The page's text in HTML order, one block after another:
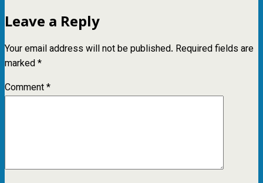
Leave a Reply
Your email address will not be published. Required fields are
marked*
Comment*